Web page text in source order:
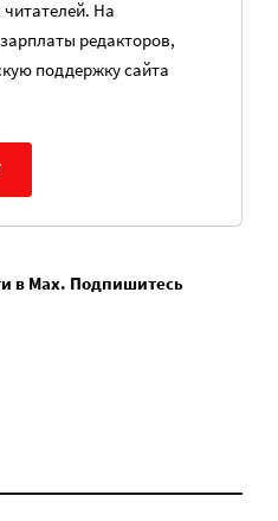
На
редакторов,
поддержку сайта
в Max. Подпишитесь